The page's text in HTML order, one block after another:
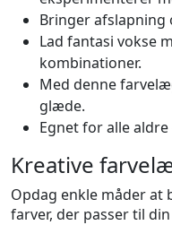
Bringer afslapning
Lad fantasi vokse
kombinationer.
Med denne
glæde.
Egnet for alle
Kreative
Opdag enkle måder at
farver, der passer til